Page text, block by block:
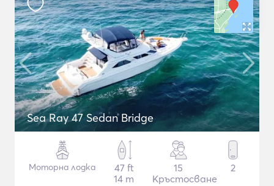
Sea Ray 47 Sedan Bridge
Моторна лодка
47 ft
14 m
15
Кръстосване
2